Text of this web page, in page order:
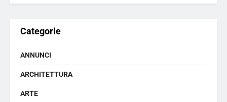
Categorie
ANNUNCI
ARCHITETTURA
ARTE